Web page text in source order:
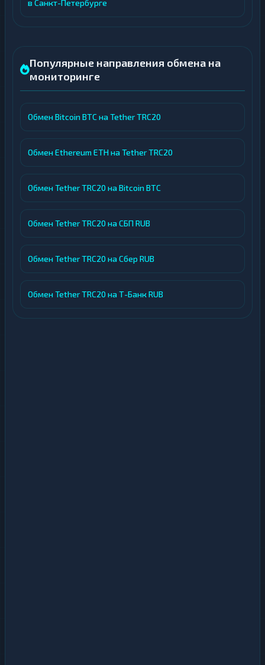
в Санкт-Петербурге
Популярные направления обмена на
мониторинге
Обмен Bitcoin BTC на Tether TRC20
Обмен Ethereum ETH на Tether TRC20
Обмен Tether TRC20 на Bitcoin BTC
Обмен Tether TRC20 на СБП RUB
Обмен Tether TRC20 на Сбер RUB
Обмен Tether TRC20 на Т-Банк RUB